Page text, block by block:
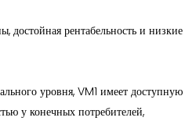
достойная рентабельность и низкие
уровня, VM1 имеет доступную
у конечных потребителей,